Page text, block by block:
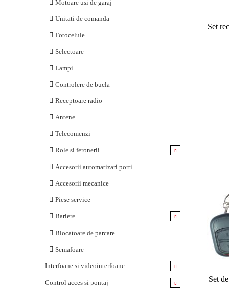
Motoare usi de garaj
Unitati de comanda
Fotocelule
Selectoare
Lampi
Controlere de bucla
Receptoare radio
Antene
Telecomenzi
Role si feronerii
Role si carucioare
Sine
Balamale
Kituri autoportante
Cremaliere
Opritoare
Sisteme de blocare si deblocare
Clante
Accesorii automatizari porti
Accesorii mecanice
Piese service
Bariere
Corp bariera
Brate
Accesorii bariere
Stalp sustinere brat
Blocatoare de parcare
Semafoare
Interfoane si videointerfoane
Kituri
Control acces si pontaj
Set
Set